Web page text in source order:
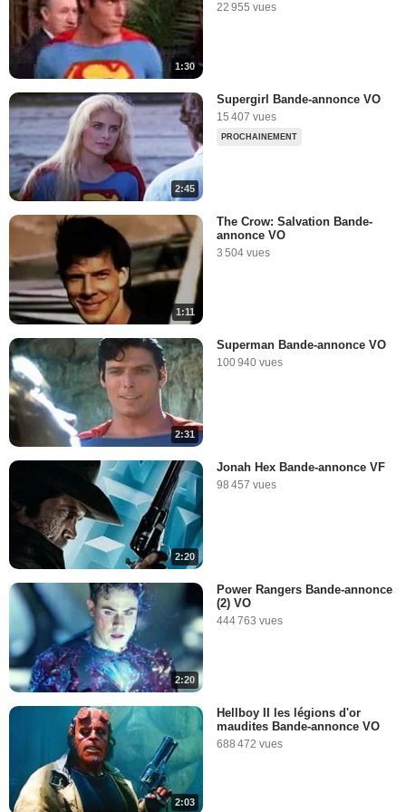
1:30
22 955 vues
2:45
Supergirl Bande-annonce VO
15 407 vues
PROCHAINEMENT
1:11
The Crow: Salvation Bande-
annonce VO
3 504 vues
2:31
Superman Bande-annonce VO
100 940 vues
2:20
Jonah Hex Bande-annonce VF
98 457 vues
2:20
Power Rangers Bande-annonce
(2) VO
444 763 vues
2:03
Hellboy II les légions d'or
maudites Bande-annonce VO
688 472 vues